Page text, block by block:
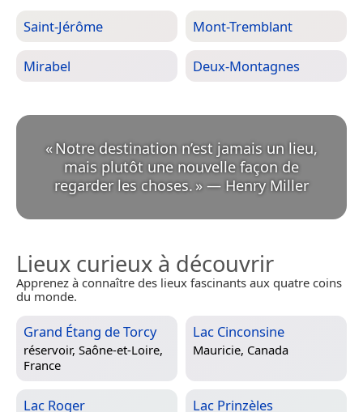
Saint-Jérôme Mont-Tremblant
Mirabel Deux-Montagnes
«Notre destination n’est jamais un lieu,
mais plutôt une nouvelle façon de
regarder les choses. » — Henry Miller
Lieux curieux à découvrir
Apprenez à connaître des lieux fascinants aux quatre coins
du monde.
Grand Étang de Torcy
réservoir, Saône-et-Loire,
France
Lac Cinconsine
Mauricie, Canada
Lac Roger Lac Prinzèles